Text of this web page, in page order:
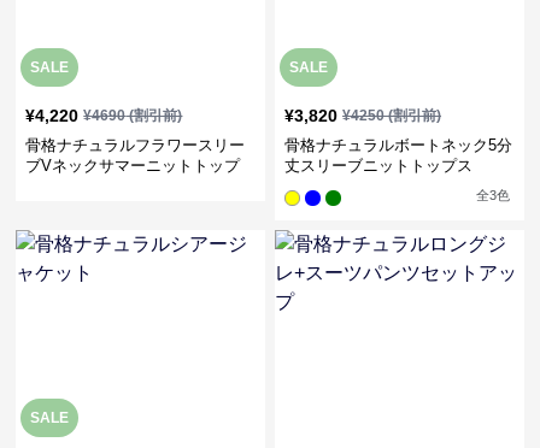
SALE
¥4,220 ¥4690(割引前)
骨格ナチュラルフラワースリー
ブVネックサマーニットトップ
SALE
¥3,820 ¥4250(割引前)
骨格ナチュラルボートネック5分
丈スリーブニットトップス
全3色
SALE